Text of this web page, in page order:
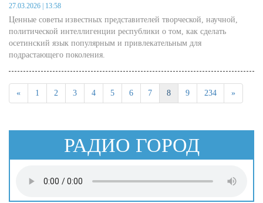
27.03.2026 | 13:58
Ценные советы известных представителей творческой, научной,
политической интеллигенции республики о том, как сделать
осетинский язык популярным и привлекательным для
подрастающего поколения.
« 1 2 3 4 5 6 7 8 9 234 »
РАДИО ГОРОД